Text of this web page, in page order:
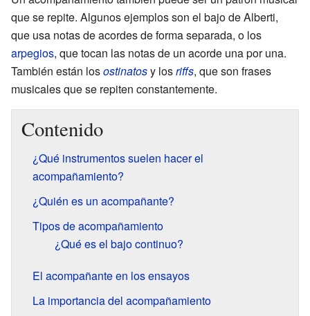
que se repite. Algunos ejemplos son el bajo de Alberti,
que usa notas de acordes de forma separada, o los
arpegios, que tocan las notas de un acorde una por una.
También están losostinatosy losriffs, que son frases
musicales que se repiten constantemente.
Contenido
¿Qué instrumentos suelen hacer el
acompañamiento?
¿Quién es un acompañante?
Tipos de acompañamiento
¿Qué es el bajo continuo?
El acompañante en los ensayos
La importancia del acompañamiento